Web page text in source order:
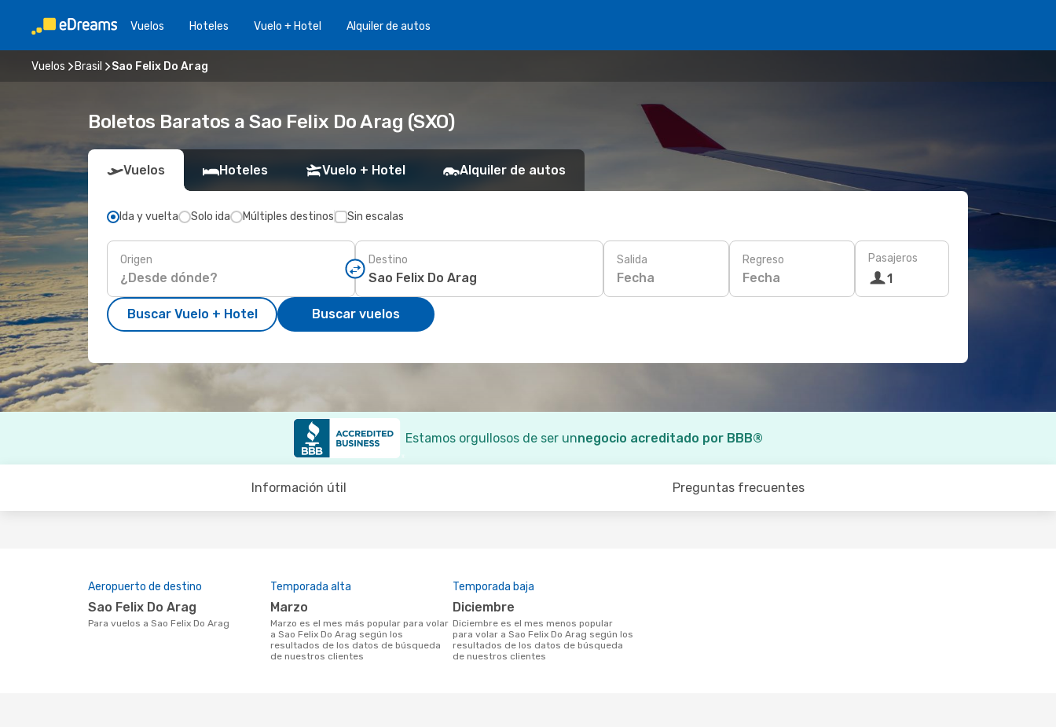
Vuelos Hoteles Vuelo + Hotel Alquiler de autos
Vuelos Brasil Sao Felix Do Arag
Boletos Baratos a Sao Felix Do Arag (SXO)
Vuelos Hoteles Vuelo + Hotel Alquiler de autos
Ida y vuelta Solo ida Múltiples destinos Sin escalas
Origen Destino Salida
Fecha
Regreso
Fecha
Pasajeros
1
Buscar Vuelo + Hotel Buscar vuelos
Estamos orgullosos de ser unnegocio acreditado por BBB®
Información útil Preguntas frecuentes
Aeropuerto de destino
Sao Felix Do Arag
Para vuelos a Sao Felix Do Arag
Temporada alta
marzo
marzo es el mes más popular para volar
a Sao Felix Do Arag según los
resultados de los datos de búsqueda
de nuestros clientes
Temporada baja
diciembre
diciembre es el mes menos popular
para volar a Sao Felix Do Arag según los
resultados de los datos de búsqueda
de nuestros clientes